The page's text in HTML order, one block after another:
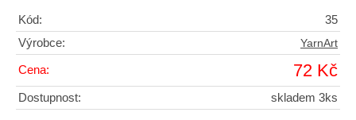
Kód:
35
Výrobce:
YarnArt
Cena: 72 Kč
Dostupnost: skladem 3ks